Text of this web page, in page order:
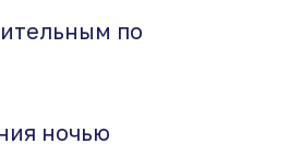
по
ночью